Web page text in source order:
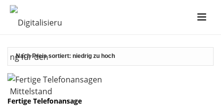
Fertige Telefonansage